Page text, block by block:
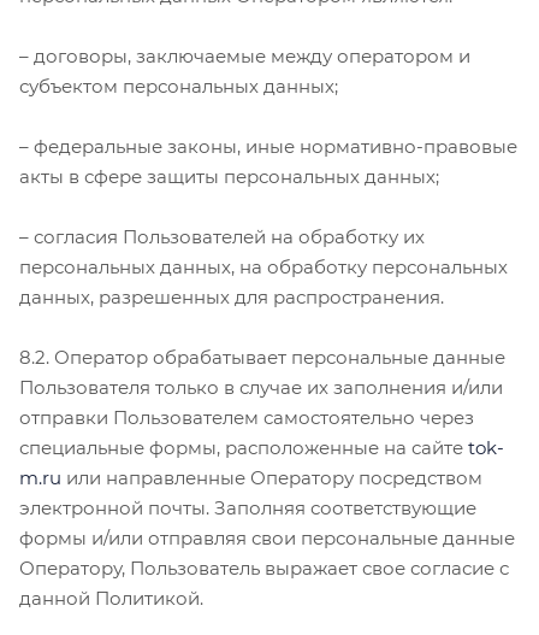
– договоры, заключаемые между оператором и
субъектом персональных данных;
– федеральные законы, иные нормативно-правовые
акты в сфере защиты персональных данных;
– согласия Пользователей на обработку их
персональных данных, на обработку персональных
данных, разрешенных для распространения.
8.2. Оператор обрабатывает персональные данные
Пользователя только в случае их заполнения и/или
отправки Пользователем самостоятельно через
специальные формы, расположенные на сайте tok-
m.ru или направленные Оператору посредством
электронной почты. Заполняя соответствующие
формы и/или отправляя свои персональные данные
Оператору, Пользователь выражает свое согласие с
данной Политикой.